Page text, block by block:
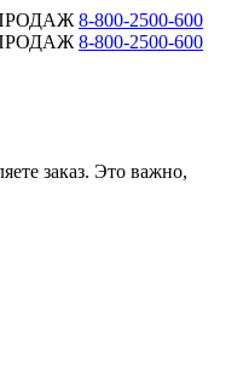
8-800-2500-600
8-800-2500-600
заказ. Это важно,